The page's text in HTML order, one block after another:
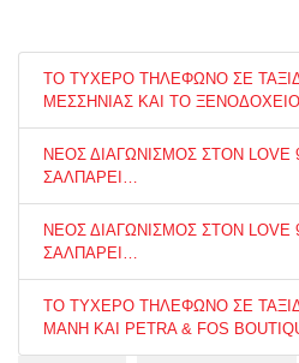
ΤΟ ΤΥΧΕΡΟ ΤΗΛΕΦΩΝΟ ΣΕ
ΜΕΣΣΗΝΙΑΣ ΚΑΙ ΤΟ ΞΕΝΟΔΟΧΕΙΟ
ΝΕΟΣ ΔΙΑΓΩΝΙΣΜΟΣ ΣΤΟΝ LOVE
ΣΑΛΠΑΡΕΙ…
ΝΕΟΣ ΔΙΑΓΩΝΙΣΜΟΣ ΣΤΟΝ LOVE
ΣΑΛΠΑΡΕΙ…
ΤΟ ΤΥΧΕΡΟ ΤΗΛΕΦΩΝΟ ΣΕ
ΜΑΝΗ ΚΑΙ PETRA & FOS